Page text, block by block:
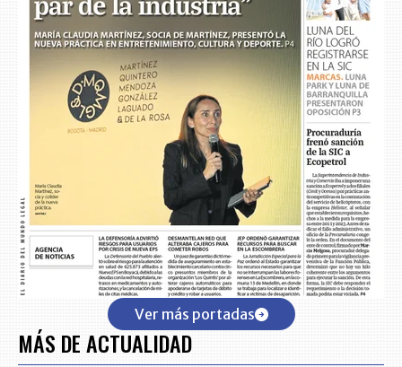
Ver más portadas
MÁS DE ACTUALIDAD